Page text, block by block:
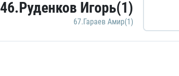
46.Руденков Игорь(1)
67.Гараев Амир(1)